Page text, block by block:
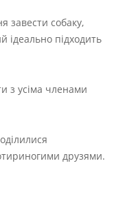
завести собаку,
ідеально підходить
з усіма членами
друзями.